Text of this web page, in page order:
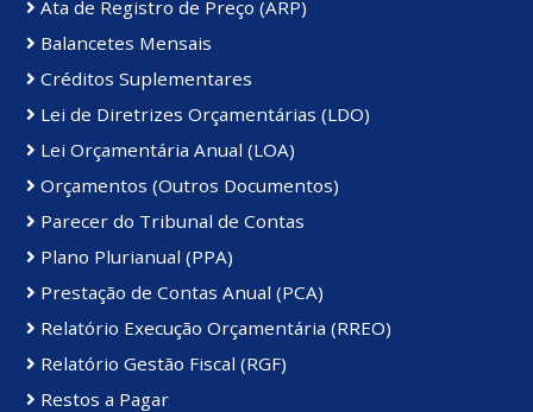
Ata de Registro de Preço (ARP)
Balancetes Mensais
Créditos Suplementares
Lei de Diretrizes Orçamentárias (LDO)
Lei Orçamentária Anual (LOA)
Orçamentos (Outros Documentos)
Parecer do Tribunal de Contas
Plano Plurianual (PPA)
Prestação de Contas Anual (PCA)
Relatório Execução Orçamentária (RREO)
Relatório Gestão Fiscal (RGF)
Restos a Pagar